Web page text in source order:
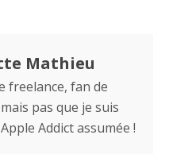
Mathieu
freelance, fan de
pas que je suis
Addict assumée !